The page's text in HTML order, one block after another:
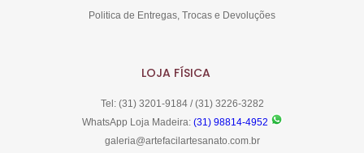
Politica de Entregas, Trocas e Devoluções
LOJA FÍSICA
Tel: (31) 3201-9184 / (31) 3226-3282
WhatsApp Loja Madeira: (31) 98814-4952
galeria@artefacilartesanato.com.br